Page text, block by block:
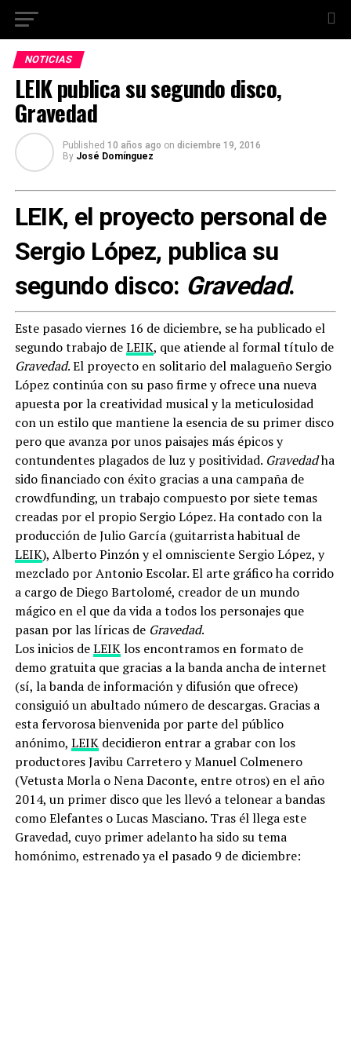
NOTICIAS
LEIK publica su segundo disco,
Gravedad
Published 10 años ago on diciembre 19, 2016
By José Domínguez
LEIK, el proyecto personal de
Sergio López, publica su
segundo disco: Gravedad.
Este pasado viernes 16 de diciembre, se ha publicado el
segundo trabajo deLEIK, que atiende al formal título de
Gravedad. El proyecto en solitario del malagueño Sergio
López continúa con su paso firme y ofrece una nueva
apuesta por la creatividad musical y la meticulosidad
con un estilo que mantiene la esencia de su primer disco
pero que avanza por unos paisajes más épicos y
contundentes plagados de luz y positividad. Gravedadha
sido financiado con éxito gracias a una campaña de
crowdfunding, un trabajo compuesto por siete temas
creadas por el propio Sergio López. Ha contado con la
producción de Julio García (guitarrista habitual de
LEIK), Alberto Pinzón y el omnisciente Sergio López, y
mezclado por Antonio Escolar. El arte gráfico ha corrido
a cargo de Diego Bartolomé, creador de un mundo
mágico en el que da vida a todos los personajes que
pasan por las líricas de Gravedad.
Los inicios deLEIKlos encontramos en formato de
demo gratuita que gracias a la banda ancha de internet
(sí, la banda de información y difusión que ofrece)
consiguió un abultado número de descargas. Gracias a
esta fervorosa bienvenida por parte del público
anónimo, LEIKdecidieron entrar a grabar con los
productores Javibu Carretero y Manuel Colmenero
(Vetusta Morla o Nena Daconte, entre otros) en el año
2014, un primer disco que les llevó a telonear a bandas
como Elefantes o Lucas Masciano. Tras él llega este
Gravedad, cuyo primer adelanto ha sido su tema
homónimo, estrenado ya el pasado 9 de diciembre: